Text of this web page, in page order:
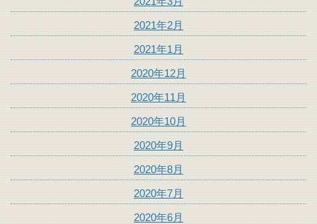
2021年2月
2021年1月
2020年12月
2020年11月
2020年10月
2020年9月
2020年8月
2020年7月
2020年6月